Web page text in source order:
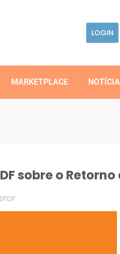
LOGIN
MARKETPLACE
sobre o Retorno
SPDF